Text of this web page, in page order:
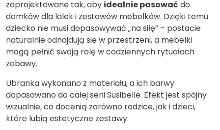
zaprojektowane tak, aby idealnie pasować do
domków dla lalek i zestawów mebelków. Dzięki temu
dziecko nie musi dopasowywać „na siłę” – postacie
naturalnie odnajdują się w przestrzeni, a mebelki
mogą pełnić swoją rolę w codziennych rytuałach
zabawy.
Ubranka wykonano z materiału, a ich barwy
dopasowano do całej serii Susibelle. Efekt jest spójny
wizualnie, co docenią zarówno rodzice, jak i dzieci,
które lubią estetyczne zestawy.